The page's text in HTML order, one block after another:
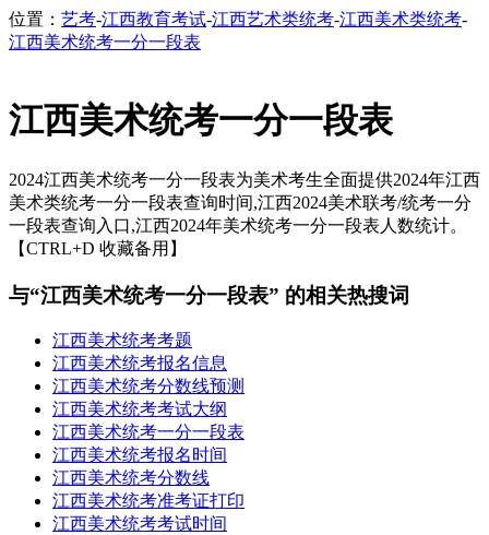
位置： 艺考-江西教育考试-江西艺术类统考-江西美术类统考-
江西美术统考一分一段表
江西美术统考一分一段表
2024江西美术统考一分一段表为美术考生全面提供2024年江西
美术类统考一分一段表查询时间,江西2024美术联考/统考一分
一段表查询入口,江西2024年美术统考一分一段表人数统计。
【CTRL+D 收藏备用】
与“江西美术统考一分一段表” 的相关热搜词
江西美术统考考题
江西美术统考报名信息
江西美术统考分数线预测
江西美术统考考试大纲
江西美术统考一分一段表
江西美术统考报名时间
江西美术统考分数线
江西美术统考准考证打印
江西美术统考考试时间